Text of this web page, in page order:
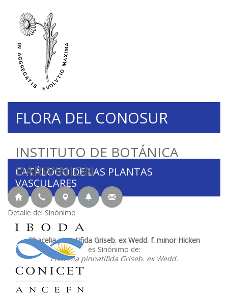
INSTITUTO DE BOTÁNICA
DARWINION
FLORA DEL CONOSUR
CATÁLOGO DE LAS PLANTAS
VASCULARES
Detalle del Sinónimo
Phacelia pinnatifida Griseb. ex Wedd. f. minor Hicken
es Sinónimo de:
Phacelia pinnatifida Griseb. ex Wedd.